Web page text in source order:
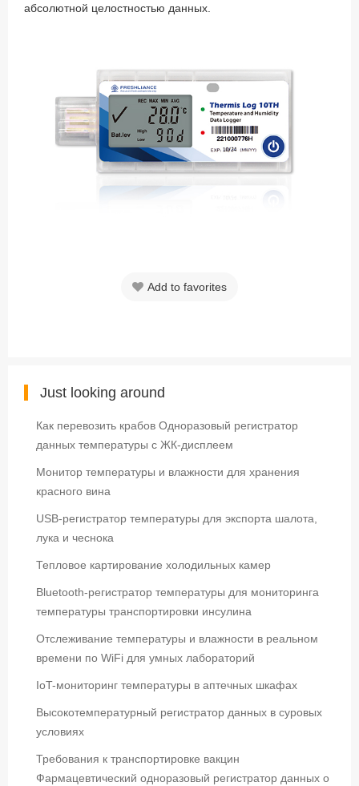
абсолютной целостностью данных.
Add to favorites
Just looking around
Как перевозить крабов Одноразовый регистратор
данных температуры с ЖК-дисплеем
Монитор температуры и влажности для хранения
красного вина
USB-регистратор температуры для экспорта шалота,
лука и чеснока
Тепловое картирование холодильных камер
Bluetooth-регистратор температуры для мониторинга
температуры транспортировки инсулина
Отслеживание температуры и влажности в реальном
времени по WiFi для умных лабораторий
IoT-мониторинг температуры в аптечных шкафах
Высокотемпературный регистратор данных в суровых
условиях
Требования к транспортировке вакцин
Фармацевтический одноразовый регистратор данных о